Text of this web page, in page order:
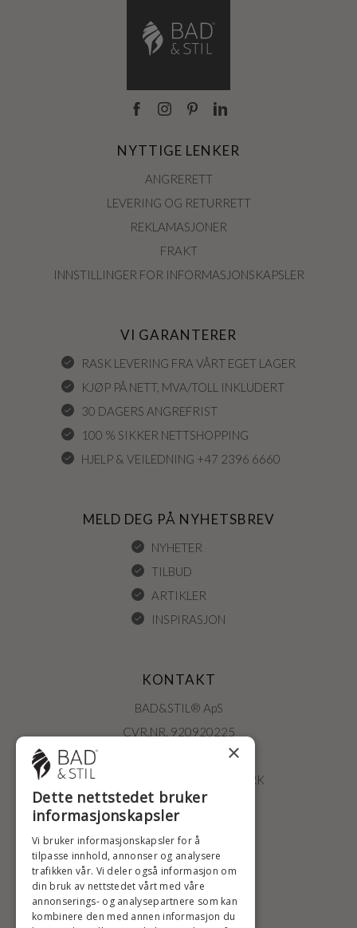
NYTTIGE LENKER
ANGRERETT
LEVERING OG RETURRETT
REKLAMASJONER
FRAKT
INNSTILLINGER FOR INFORMASJONSKAPSLER
VI GARANTERER
RASK LEVERING FRA VÅRT EGET LAGER
KJØP PÅ NETT, MVA/TOLL INKLUDERT
30 DAGERS ANGREFRIST
100 % SIKKER NETTSHOPPING
HJELP & VEILEDNING +47 2396 6660
MELD DEG PÅ NYHETSBREV
NYHETER
TILBUD
ARTIKLER
INSPIRASJON
KONTAKT
BAD&STIL® ApS
CVR.NR. 920920225
ØSTERBROGADE 202
2100 KØBENHAVN • DANMARK
+47 2396 6660
BADSTIL@BADSTIL.NO
HØYESTE KREDITTVURD
×
Dette nettstedet bruker
informasjonskapsler
Vi bruker informasjonskapsler for å
tilpasse innhold, annonser og analysere
trafikken vår. Vi deler også informasjon om
din bruk av nettstedet vårt med våre
annonserings- og analysepartnere som kan
kombinere den med annen informasjon du